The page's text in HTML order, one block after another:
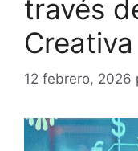
través
Creativa
12 febrero, 2026